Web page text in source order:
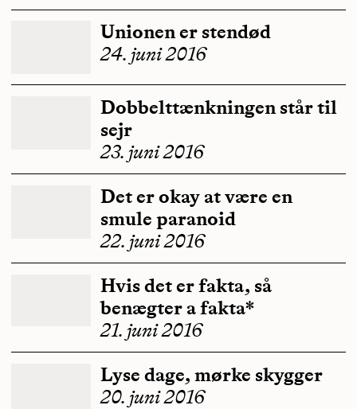
Unionen er stendød
24. juni 2016
Dobbelttænkningen står til
sejr
23. juni 2016
Det er okay at være en
smule paranoid
22. juni 2016
Hvis det er fakta, så
benægter a fakta*
21. juni 2016
Lyse dage, mørke skygger
20. juni 2016